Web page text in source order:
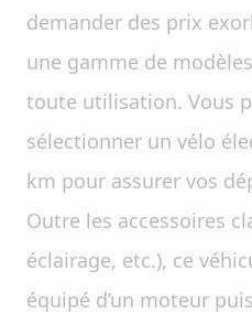
demander des prix
une gamme de
toute utilisation. Vous
sélectionner un vélo
km pour assurer vos
Outre les accessoires
éclairage, etc.), ce
équipé d’un moteur